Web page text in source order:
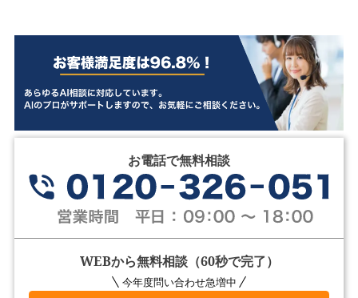
お電話で無料相談
WEBから無料相談（60秒で完了）
今年度問い合わせ急増中